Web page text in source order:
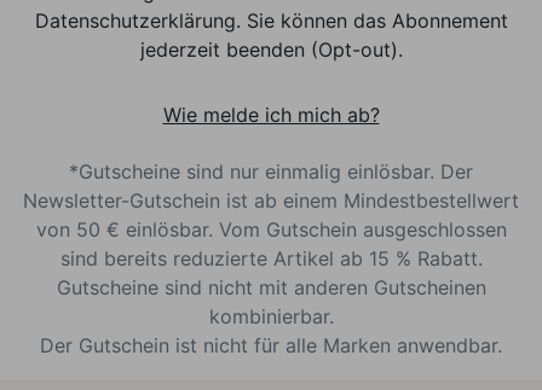
Datenschutzerklärung. Sie können das Abonnement
jederzeit beenden (Opt-out).
Wie melde ich mich ab?
*Gutscheine sind nur einmalig einlösbar. Der
Newsletter-Gutschein ist ab einem Mindestbestellwert
von 50 € einlösbar. Vom Gutschein ausgeschlossen
sind bereits reduzierte Artikel ab 15 % Rabatt.
Gutscheine sind nicht mit anderen Gutscheinen
kombinierbar.
Der Gutschein ist nicht für alle Marken anwendbar.